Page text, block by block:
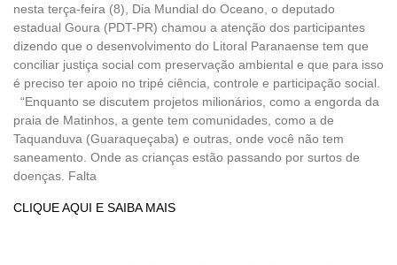
nesta terça-feira (8), Dia Mundial do Oceano, o deputado
estadual Goura (PDT-PR) chamou a atenção dos participantes
dizendo que o desenvolvimento do Litoral Paranaense tem que
conciliar justiça social com preservação ambiental e que para isso
é preciso ter apoio no tripé ciência, controle e participação social.
“Enquanto se discutem projetos milionários, como a engorda da
praia de Matinhos, a gente tem comunidades, como a de
Taquanduva (Guaraqueçaba) e outras, onde você não tem
saneamento. Onde as crianças estão passando por surtos de
doenças. Falta
CLIQUE AQUI E SAIBA MAIS